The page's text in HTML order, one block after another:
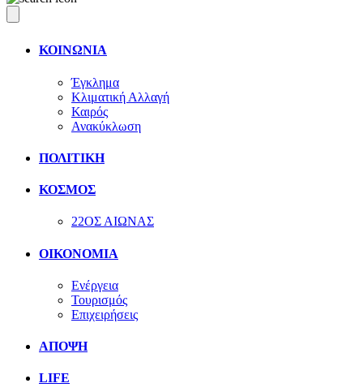
ΚΟΙΝΩΝΙΑ
Έγκλημα
Κλιματική Αλλαγή
Καιρός
Ανακύκλωση
ΠΟΛΙΤΙΚΗ
ΚΟΣΜΟΣ
22ΟΣ ΑΙΩΝΑΣ
ΟΙΚΟΝΟΜΙΑ
Ενέργεια
Τουρισμός
Επιχειρήσεις
ΑΠΟΨΗ
LIFE